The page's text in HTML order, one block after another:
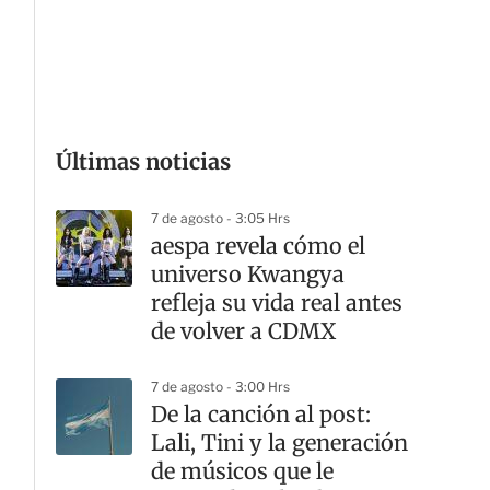
Últimas noticias
7 de agosto - 3:05 Hrs
aespa revela cómo el
universo Kwangya
refleja su vida real antes
de volver a CDMX
7 de agosto - 3:00 Hrs
De la canción al post:
Lali, Tini y la generación
de músicos que le